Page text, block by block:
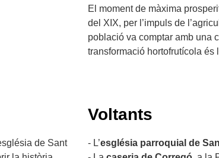
El moment de màxima
del XIX, per l’impuls de
població va comptar amb una
transformació hortofrutícola és
de Sant
Voltants
- L’església parroquial de